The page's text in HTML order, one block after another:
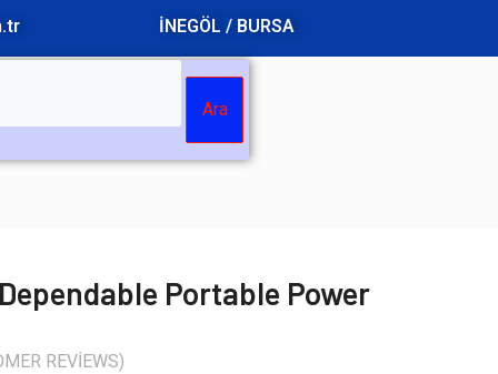
İNEGÖL / BURSA
Ara
Portable Power
REVIEWS)